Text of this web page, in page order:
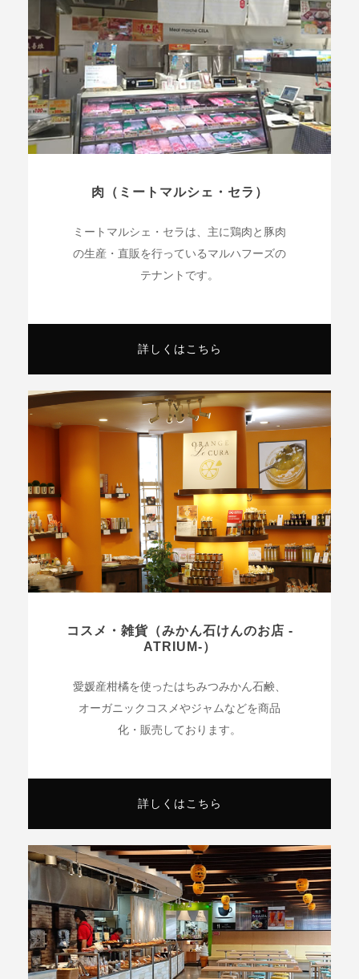
肉（ミートマルシェ・セラ）
ミートマルシェ・セラは、主に鶏肉と豚肉
の生産・直販を行っているマルハフーズの
テナントです。
詳しくはこちら
コスメ・雑貨（みかん石けんのお店 -
ATRIUM-）
愛媛産柑橘を使ったはちみつみかん石鹸、
オーガニックコスメやジャムなどを商品
化・販売しております。
詳しくはこちら